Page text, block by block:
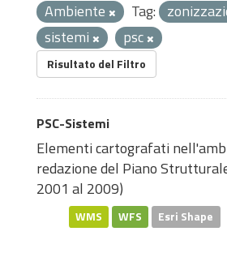
Ambiente
Tag:
sistemi
psc
Risultato del Filtro
PSC-Sistemi
Elementi cartografati
redazione del Piano
2001 al 2009)
WMS WFS Esri Shape